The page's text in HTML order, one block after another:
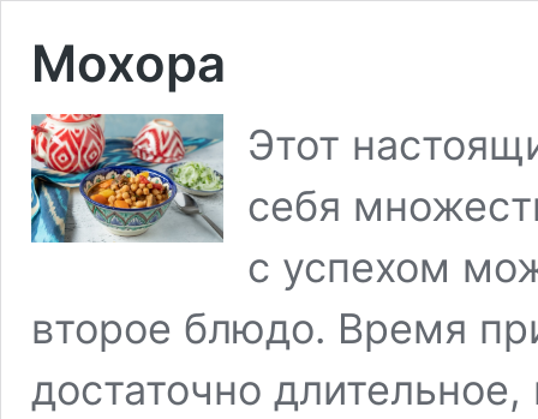
Мохора
Этот
себя
с успехом
второе блюдо. Время
достаточно